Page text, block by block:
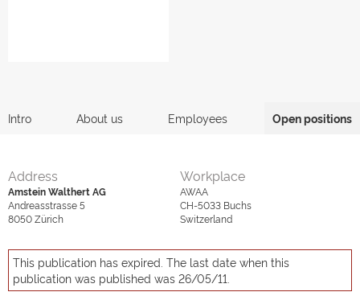
Intro About us Employees Open positions
Address
Amstein Walthert AG
Andreasstrasse 5
8050Zürich
Workplace
AWAA
CH-5033 Buchs
Switzerland
This publication has expired. The last date when this
publication was published was 26/05/11.